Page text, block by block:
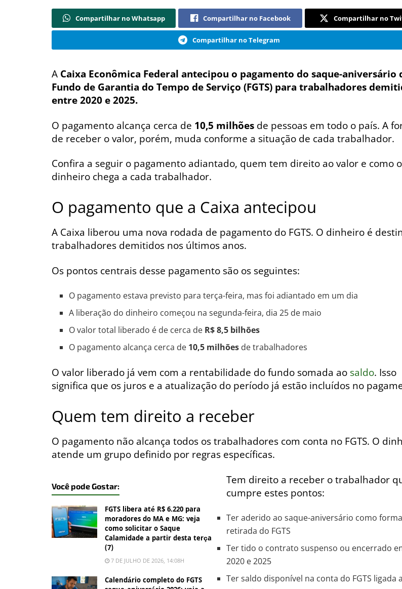
Compartilhar no Whatsapp Compartilhar no Facebook Compartilhar no
Compartilhar no Telegram
A Caixa Econômica Federal antecipou o pagamento do saque-aniversário
Fundo de Garantia do Tempo de Serviço (FGTS) para trabalhadores
entre 2020 e 2025.
O pagamento alcança cerca de 10,5 milhões de pessoas em todo o país. A
de receber o valor, porém, muda conforme a situação de cada trabalhador.
Confira a seguir o pagamento adiantado, quem tem direito ao valor e como o
dinheiro chega a cada trabalhador.
O pagamento que a Caixa antecipou
A Caixa liberou uma nova rodada de pagamento do FGTS. O dinheiro é
trabalhadores demitidos nos últimos anos.
Os pontos centrais desse pagamento são os seguintes:
O pagamento estava previsto para terça-feira, mas foi adiantado em um dia
A liberação do dinheiro começou na segunda-feira, dia 25 de maio
O valor total liberado é de cerca de R$ 8,5 bilhões
O pagamento alcança cerca de 10,5 milhões de trabalhadores
O valor liberado já vem com a rentabilidade do fundo somada ao saldo. Isso
significa que os juros e a atualização do período já estão incluídos no
Quem tem direito a receber
O pagamento não alcança todos os trabalhadores com conta no FGTS. O
atende um grupo definido por regras específicas.
Você pode Gostar:
FGTS libera até R$ 6.220 para
moradores do MA e MG: veja
como solicitar o Saque
Calamidade a partir desta terça
(7)
7 DE JULHO DE 2026, 14:08H
Calendário completo do FGTS
Tem direito a receber o trabalhador
cumpre estes pontos:
Ter aderido ao saque-aniversário como
retirada do FGTS
Ter tido o contrato suspenso ou encerrado
2020 e 2025
Ter saldo disponível na conta do FGTS ligada